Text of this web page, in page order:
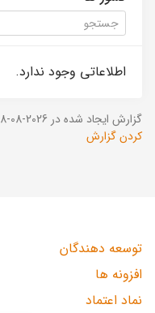
اطلاعاتی وجود ندارد.
گزارش ایجاد شده در 2026-08-08 ساعت 09:00:31 (UTC +03:30).
کردن گزارش
توسعه دهندگان
افزونه ها
نماد اعتماد